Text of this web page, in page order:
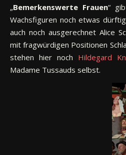
„Bemerkenswerte Frauen“
Wachsfiguren noch etwas
auch noch ausgerechnet Alice
mit fragwürdigen Positionen
stehen hier noch Hildegard
Madame Tussauds selbst.